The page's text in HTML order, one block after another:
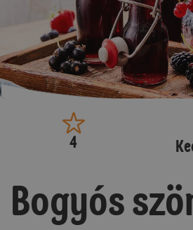
4
Bogyós